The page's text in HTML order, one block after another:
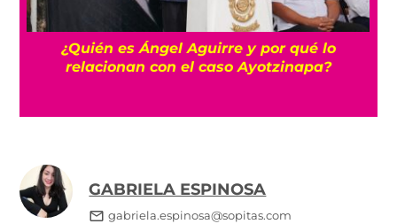
¿Quién es Ángel Aguirre y por qué lo
relacionan con el caso Ayotzinapa?
GABRIELA ESPINOSA
gabriela.espinosa@sopitas.com